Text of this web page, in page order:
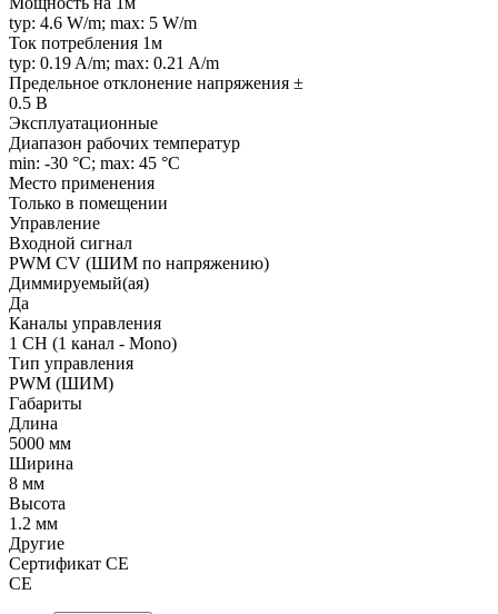
typ: 4.6 W/m; max: 5 W/m
Ток потребления 1м
typ: 0.19 A/m; max: 0.21 A/m
Предельное отклонение напряжения ±
0.5 В
Эксплуатационные
Диапазон рабочих температур
min: -30 °C; max: 45 °C
Место применения
Только в помещении
Управление
Входной сигнал
PWM СV (ШИМ по напряжению)
Диммируемый(ая)
Да
Каналы управления
1 CH (1 канал - Mono)
Тип управления
PWM (ШИМ)
Габариты
Длина
5000 мм
Ширина
8 мм
Высота
1.2 мм
Другие
Сертификат CE
CE